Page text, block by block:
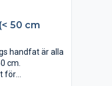
50 cm
handfat är alla
cm.
för